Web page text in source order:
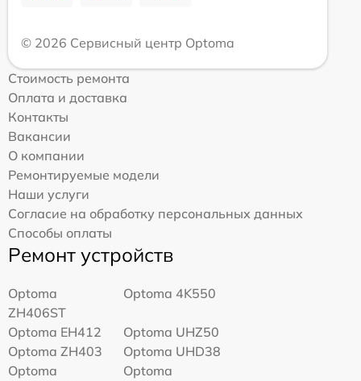
© 2026 Сервисный центр Optoma
Стоимость ремонта
Оплата и доставка
Контакты
Вакансии
О компании
Ремонтируемые модели
Наши услуги
Согласие на обработку персональных данных
Способы оплаты
Ремонт устройств
Optoma
ZH406ST
Optoma 4K550
Optoma EH412
Optoma UHZ50
Optoma ZH403
Optoma UHD38
Optoma
Optoma